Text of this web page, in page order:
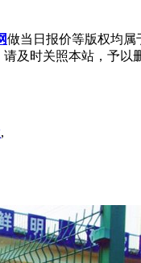
做当日报价等版权均属
及时关照本站，予以
,